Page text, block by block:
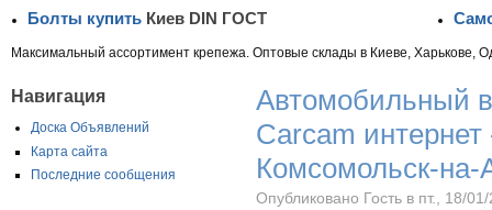
Болты купитьКиев DIN ГОСТ
Максимальный ассортимент крепежа. Оптовые склады в Киеве, Харькове,
Навигация
Доска Объявлений
Карта сайта
Последние сообщения
Автомобильный
Carcam
Комсомольск-на-
Опубликовано Гость в пт., 18/